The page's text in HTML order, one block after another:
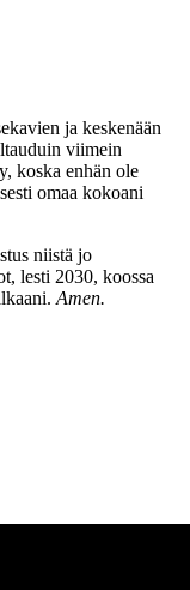
ja keskenään
viimein
koska enhän ole
omaa kokoani
niistä jo
lesti 2030, koossa
Amen.